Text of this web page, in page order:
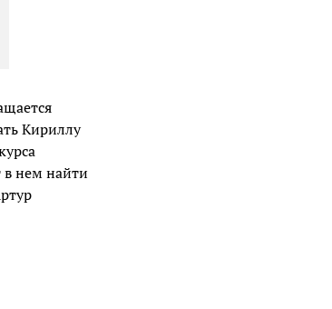
Кириллу
в нем найти